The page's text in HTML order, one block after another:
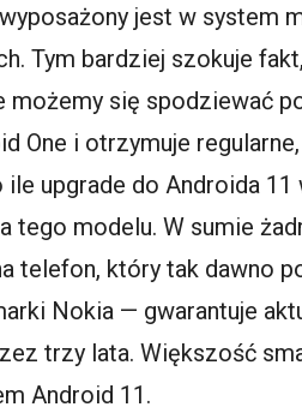
jest w system
Tym bardziej szokuje
możemy się spodziewać
One i otrzymuje
ile upgrade do Androida
tego modelu. W sumie
telefon, który tak dawno
Nokia — gwarantuje
trzy lata. Większość
Android 11.